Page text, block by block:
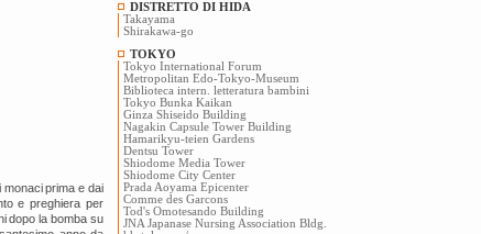
monaci prima e dai
e preghiera per
dopo la bomba su
DISTRETTO DI HIDA
Takayama
Shirakawa-go
TOKYO
Tokyo International Forum
Metropolitan Edo-Tokyo-Museum
Biblioteca intern. letteratura bambini
Tokyo Bunka Kaikan
Ginza Shiseido Building
Nagakin Capsule Tower Building
Hamarikyu-teien Gardens
Dentsu Tower
Shiodome Media Tower
Shiodome City Center
Prada Aoyama Epicenter
Comme des Garcons
Tod's Omotesando Building
JNA Japanase Nursing Association Bldg.